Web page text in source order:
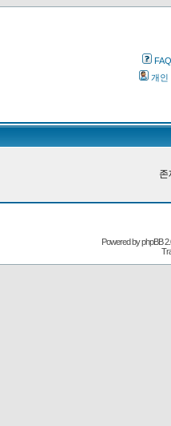
FAQ
개인
존
Powered byphpBB